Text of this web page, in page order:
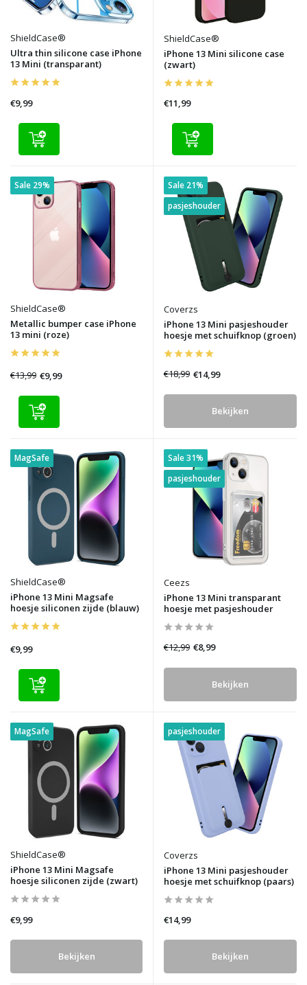
ShieldCase®
Ultra thin silicone case iPhone
13 Mini (transparant)
€9,99
ShieldCase®
iPhone 13 Mini silicone case
(zwart)
€11,99
Sale 29%
ShieldCase®
Metallic bumper case iPhone
13 mini (roze)
€13,99 €9,99
Sale 21%
pasjeshouder
Coverzs
iPhone 13 Mini pasjeshouder
hoesje met schuifknop (groen)
€18,99 €14,99
Bekijken
MagSafe
ShieldCase®
iPhone 13 Mini Magsafe
hoesje siliconen zijde (blauw)
€9,99
Sale 31%
pasjeshouder
Ceezs
iPhone 13 Mini transparant
hoesje met pasjeshouder
€12,99 €8,99
Bekijken
MagSafe
ShieldCase®
iPhone 13 Mini Magsafe
hoesje siliconen zijde (zwart)
€9,99
Bekijken
pasjeshouder
Coverzs
iPhone 13 Mini pasjeshouder
hoesje met schuifknop (paars)
€14,99
Bekijken